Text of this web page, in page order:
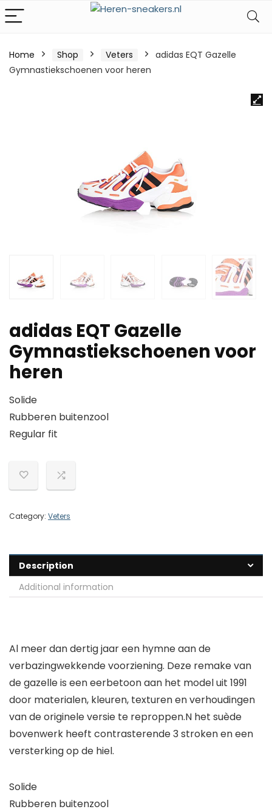
Home Shop Veters
adidas EQT Gazelle
Gymnastiekschoenen voor heren
adidas EQT Gazelle
Gymnastiekschoenen voor
heren
Solide
Rubberen buitenzool
Regular fit
Category: Veters
Description
Additional information
Al meer dan dertig jaar een hymne aan de
verbazingwekkende voorziening. Deze remake van
de gazelle is een eerbetoon aan het model uit 1991
door materialen, kleuren, texturen en verhoudingen
van de originele versie te reproppen.N het suède
bovenwerk heeft contrasterende 3 stroken en een
versterking op de hiel.
Solide
Rubberen buitenzool